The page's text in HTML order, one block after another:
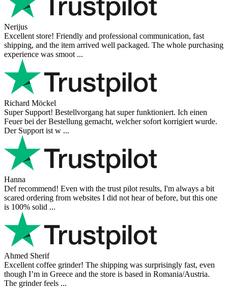
Nerijus
Excellent store! Friendly and professional communication, fast
shipping, and the item arrived well packaged. The whole purchasing
experience was smoot ...
Richard Möckel
Super Support! Bestellvorgang hat super funktioniert. Ich einen
Feuer bei der Bestellung gemacht, welcher sofort korrigiert wurde.
Der Support ist w ...
Hanna
Def recommend! Even with the trust pilot results, I'm always a bit
scared ordering from websites I did not hear of before, but this one
is 100% solid ...
Ahmed Sherif
Excellent coffee grinder! The shipping was surprisingly fast, even
though I’m in Greece and the store is based in Romania/Austria.
The grinder feels ...